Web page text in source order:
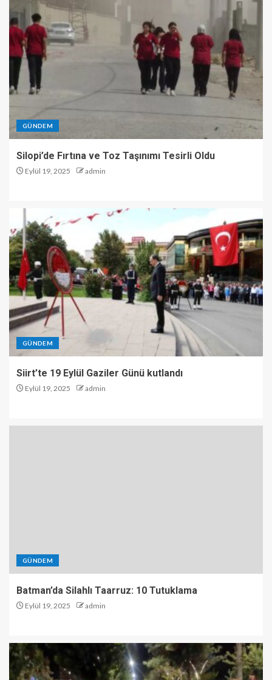
GÜNDEM
Silopi’de Fırtına ve Toz Taşınımı Tesirli Oldu
Eylül 19, 2025 admin
GÜNDEM
Siirt’te 19 Eylül Gaziler Günü kutlandı
Eylül 19, 2025 admin
GÜNDEM
Batman’da Silahlı Taarruz: 10 Tutuklama
Eylül 19, 2025 admin